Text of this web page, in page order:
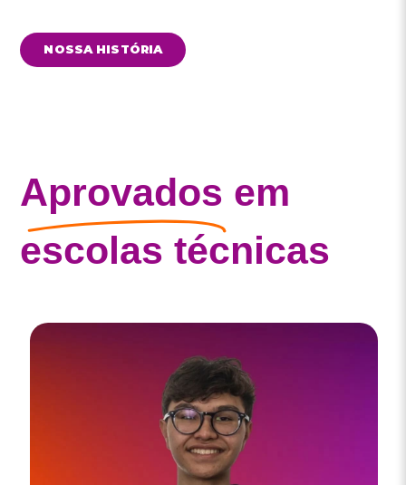
NOSSA HISTÓRIA
Aprovados em
escolas técnicas